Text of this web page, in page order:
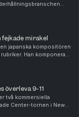
bedrägerier, och
mirakel
japanska kompositören
Han komponerar
känslosam klassisk
överleva 9-11
två kommersiella
Center-tornen i New
kräver många liv